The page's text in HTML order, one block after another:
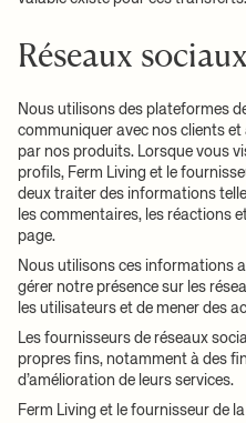
Réseaux sociaux
Nous utilisons des plateformes
communiquer avec nos clients
par nos produits. Lorsque vous
profils, Ferm Living et le
deux traiter des informations
les commentaires, les réactions
page.
Nous utilisons ces informations
gérer notre présence sur les
les utilisateurs et de mener des
Les fournisseurs de réseaux
propres fins, notamment à des
d’amélioration de leurs services.
Ferm Living et le fournisseur de